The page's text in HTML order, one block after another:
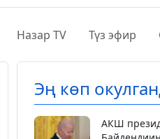
Назар TV Түз эфир
Эң көп
АКШ